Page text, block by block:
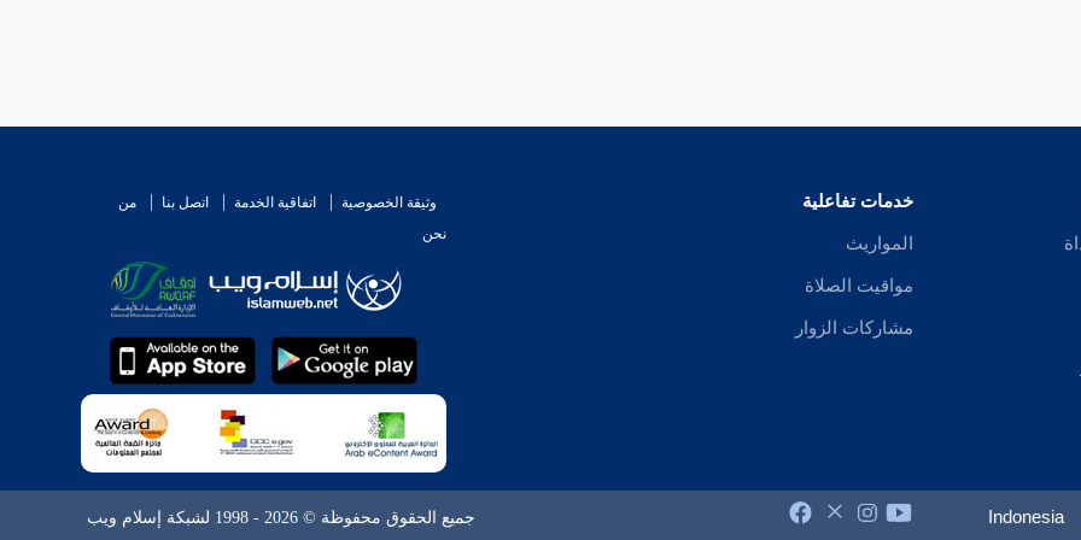
خدمات تفاعلية
المواريث
مواقيت الصلاة
مشاركات الزوار
وثيقة الخصوصية اتفاقية الخدمة اتصل بنا
من
نحن
Indonesia جميع الحقوق محفوظة © 2026 - 1998 لشبكة إسلام ويب